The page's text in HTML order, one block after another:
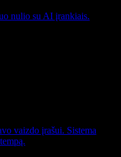
nulio su AI įrankiais.
vaizdo įrašui. Sistema